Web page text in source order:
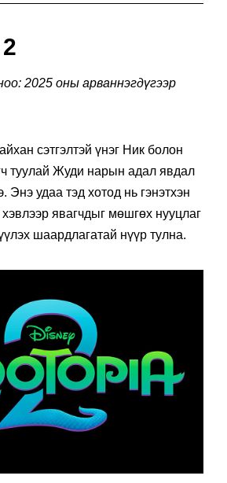
2025 оны арваннэгдүгээр
сэтгэлтэй үнэг Ник болон
туулай Жуди нарын адал явдал
Энэ удаа тэд хотод нь гэнэтхэн
явагчдыг мөшгөх нууцлаг
шаардлагатай нүүр тулна.